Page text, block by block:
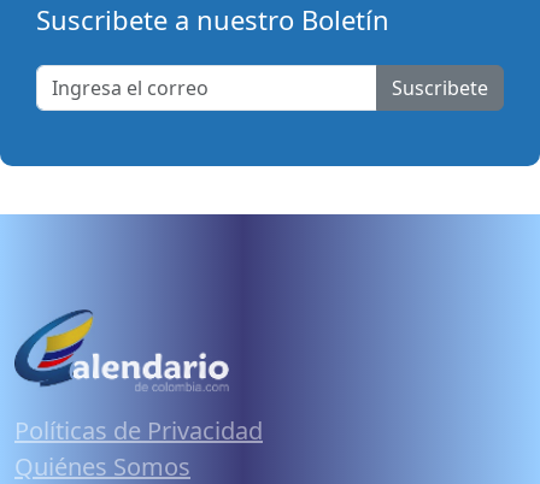
Suscribete a nuestro Boletín
Suscribete
Políticas de Privacidad
Quiénes Somos